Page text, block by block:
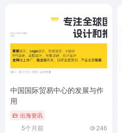
中国国际贸易中心的发展与作
用
出海资讯
5个月前 246